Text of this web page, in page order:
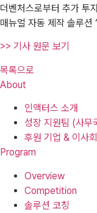
더벤처스로부터 추가 투
매뉴얼 자동 제작 솔루션
>> 기사 원문 보기
목록으로
About
인액터스 소개
성장 지원팀 (사무
후원 기업 & 이사회
Program
Overview
Competition
솔루션 코칭